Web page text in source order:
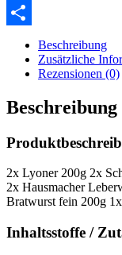
XING
Beschreibung
Zusätzliche
Rezensionen (0)
Beschreibung
2x Lyoner 200g 2x
2x Hausmacher
Bratwurst fein 200g
Inhaltsstoffe /